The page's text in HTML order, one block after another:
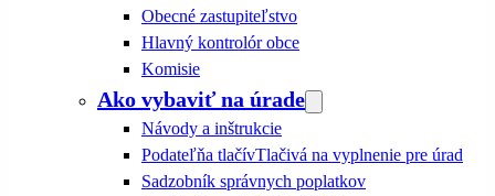
Obecné zastupiteľstvo
Hlavný kontrolór obce
Komisie
Ako vybaviť na úrade
Návody a inštrukcie
Podateľňa tlačívTlačivá na vyplnenie pre úrad
Sadzobník správnych poplatkov